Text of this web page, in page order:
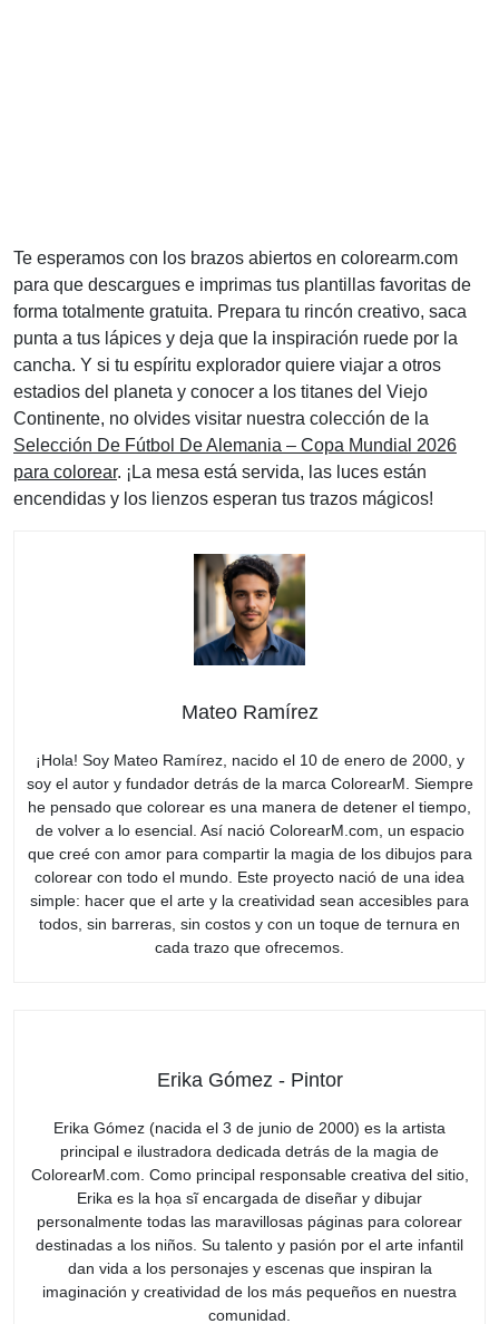
Te esperamos con los brazos abiertos en colorearm.com
para que descargues e imprimas tus plantillas favoritas de
forma totalmente gratuita. Prepara tu rincón creativo, saca
punta a tus lápices y deja que la inspiración ruede por la
cancha. Y si tu espíritu explorador quiere viajar a otros
estadios del planeta y conocer a los titanes del Viejo
Continente, no olvides visitar nuestra colección de la
Selección De Fútbol De Alemania – Copa Mundial 2026
para colorear. ¡La mesa está servida, las luces están
encendidas y los lienzos esperan tus trazos mágicos!
Mateo Ramírez
¡Hola! Soy Mateo Ramírez, nacido el 10 de enero de 2000, y
soy el autor y fundador detrás de la marca ColorearM. Siempre
he pensado que colorear es una manera de detener el tiempo,
de volver a lo esencial. Así nació ColorearM.com, un espacio
que creé con amor para compartir la magia de los dibujos para
colorear con todo el mundo. Este proyecto nació de una idea
simple: hacer que el arte y la creatividad sean accesibles para
todos, sin barreras, sin costos y con un toque de ternura en
cada trazo que ofrecemos.
Erika Gómez - Pintor
Erika Gómez (nacida el 3 de junio de 2000) es la artista
principal e ilustradora dedicada detrás de la magia de
ColorearM.com. Como principal responsable creativa del sitio,
Erika es la họa sĩ encargada de diseñar y dibujar
personalmente todas las maravillosas páginas para colorear
destinadas a los niños. Su talento y pasión por el arte infantil
dan vida a los personajes y escenas que inspiran la
imaginación y creatividad de los más pequeños en nuestra
comunidad.